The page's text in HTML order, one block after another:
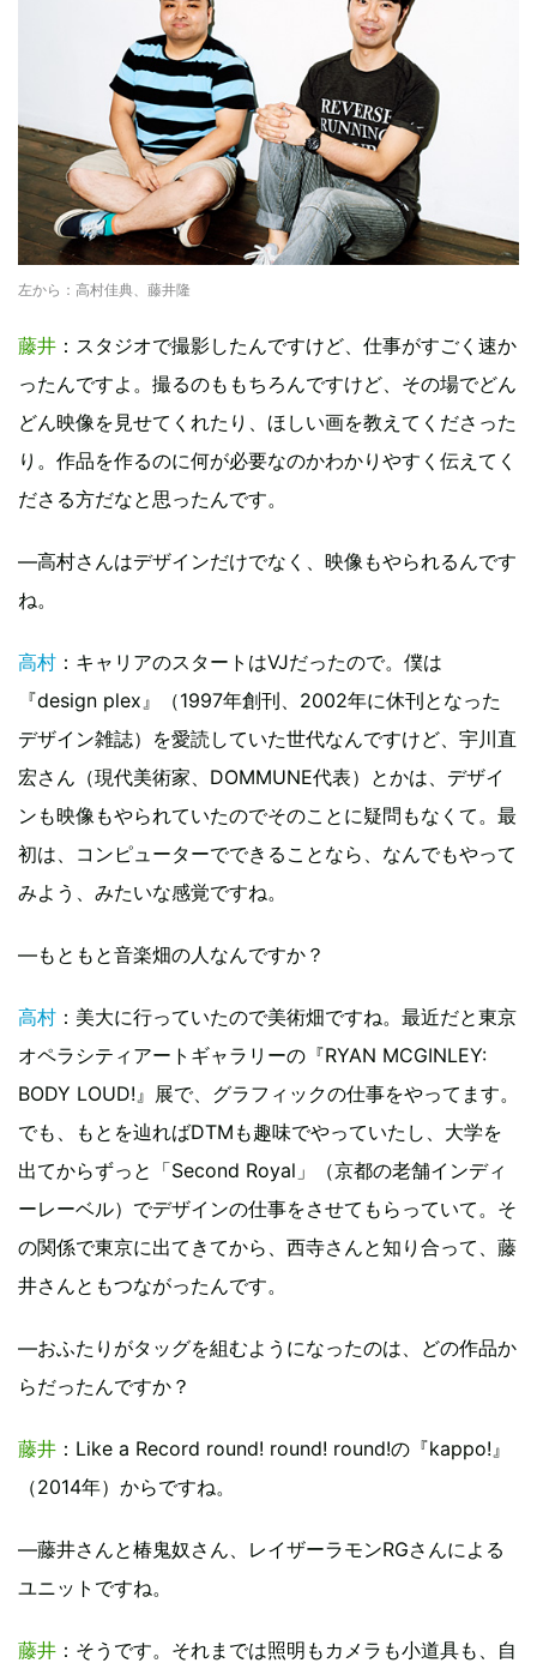
左から：高村佳典、藤井隆
藤井 ：スタジオで撮影したんですけど、仕事がすごく速か
ったんですよ。撮るのももちろんですけど、その場でどん
どん映像を見せてくれたり、ほしい画を教えてくださった
り。作品を作るのに何が必要なのかわかりやすく伝えてく
ださる方だなと思ったんです。
―高村さんはデザインだけでなく、映像もやられるんです
ね。
高村 ：キャリアのスタートはVJだったので。僕は
『design plex』（1997年創刊、2002年に休刊となった
デザイン雑誌）を愛読していた世代なんですけど、宇川直
宏さん（現代美術家、DOMMUNE代表）とかは、デザイ
ンも映像もやられていたのでそのことに疑問もなくて。最
初は、コンピューターでできることなら、なんでもやって
みよう、みたいな感覚ですね。
―もともと音楽畑の人なんですか？
高村 ：美大に行っていたので美術畑ですね。最近だと東京
オペラシティアートギャラリーの『RYAN MCGINLEY:
BODY LOUD!』展で、グラフィックの仕事をやってます。
でも、もとを辿ればDTMも趣味でやっていたし、大学を
出てからずっと「Second Royal」（京都の老舗インディ
ーレーベル）でデザインの仕事をさせてもらっていて。そ
の関係で東京に出てきてから、西寺さんと知り合って、藤
井さんともつながったんです。
―おふたりがタッグを組むようになったのは、どの作品か
らだったんですか？
藤井 ：Like a Record round! round! round!の『kappo!』
（2014年）からですね。
―藤井さんと椿鬼奴さん、レイザーラモンRGさんによる
ユニットですね。
藤井 ：そうです。それまでは照明もカメラも小道具も、自